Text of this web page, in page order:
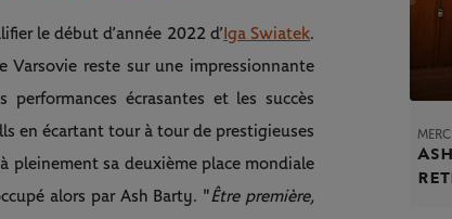
le début d’année 2022 d’ Iga Swiatek.
Varsovie reste sur une impressionnante
écrasantes et les succès
en écartant tour à tour de prestigieuses
pleinement sa deuxième place mondiale
alors par Ash Barty. "Être première,